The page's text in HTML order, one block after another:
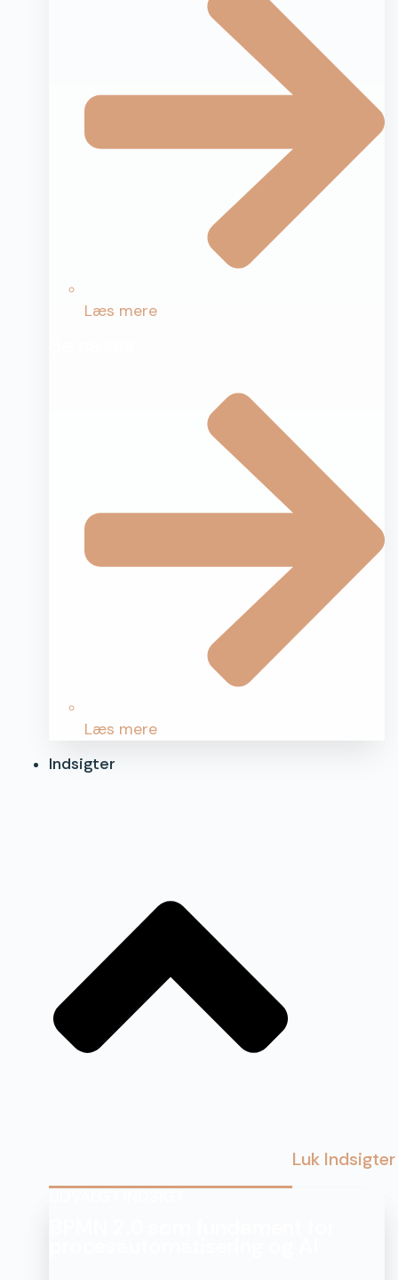
Læs mere
Læs mere
Indsigter
Luk Indsigter